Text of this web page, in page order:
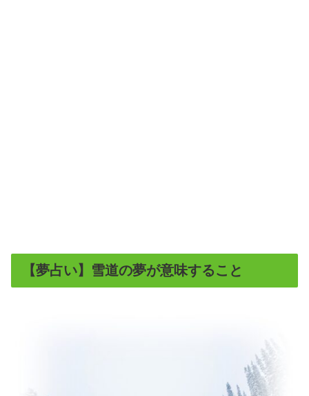
【夢占い】雪道の夢が意味すること